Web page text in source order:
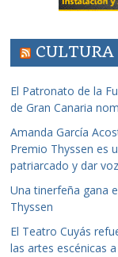
CULTURA
El Patronato de la
de Gran Canaria
Amanda García
Premio Thyssen es
patriarcado y dar
Una tinerfeña gana
Thyssen
El Teatro Cuyás
las artes escénicas